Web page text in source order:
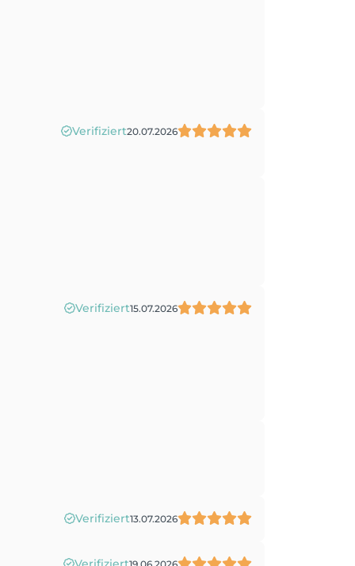
Verifiziert20.07.2026
Verifiziert15.07.2026
Verifiziert13.07.2026
19.06.2026